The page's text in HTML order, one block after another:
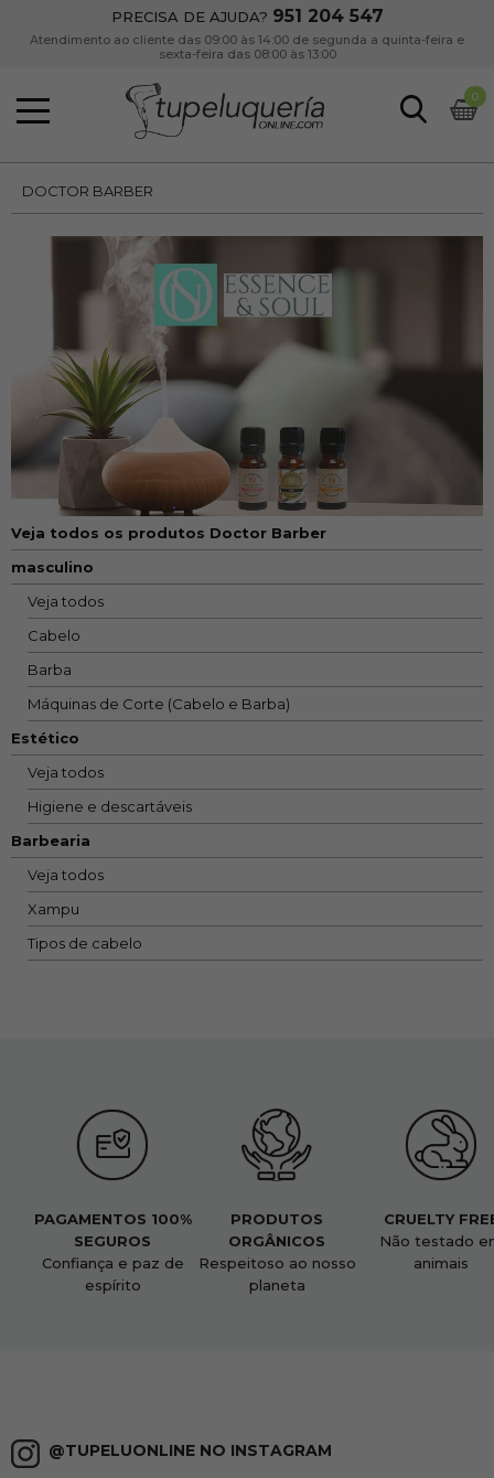
PRECISA DE AJUDA? 951 204 547
Atendimento ao cliente das 09:00 às 14:00 de segunda a quinta-feira e
sexta-feira das 08:00 às 13:00
0
DOCTOR BARBER
Veja todos os produtos Doctor Barber
masculino
Veja todos
Cabelo
Barba
Máquinas de Corte (Cabelo e Barba)
Estético
Veja todos
Higiene e descartáveis
Barbearia
Veja todos
Xampu
Tipos de cabelo
PAGAMENTOS 100%
SEGUROS
Confiança e paz de
espírito
PRODUTOS
ORGÂNICOS
Respeitoso ao nosso
planeta
CRUELTY
Não testado
animais
@TUPELUONLINE NO INSTAGRAM